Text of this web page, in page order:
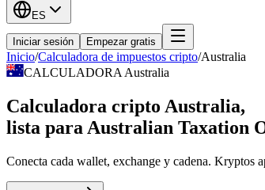
ES
Iniciar sesión Empezar gratis
Inicio/Calculadora de impuestos cripto/Australia
CALCULADORA Australia
Calculadora cripto Australia,
lista para Australian Taxation
Conecta cada wallet, exchange y cadena. Kryptos